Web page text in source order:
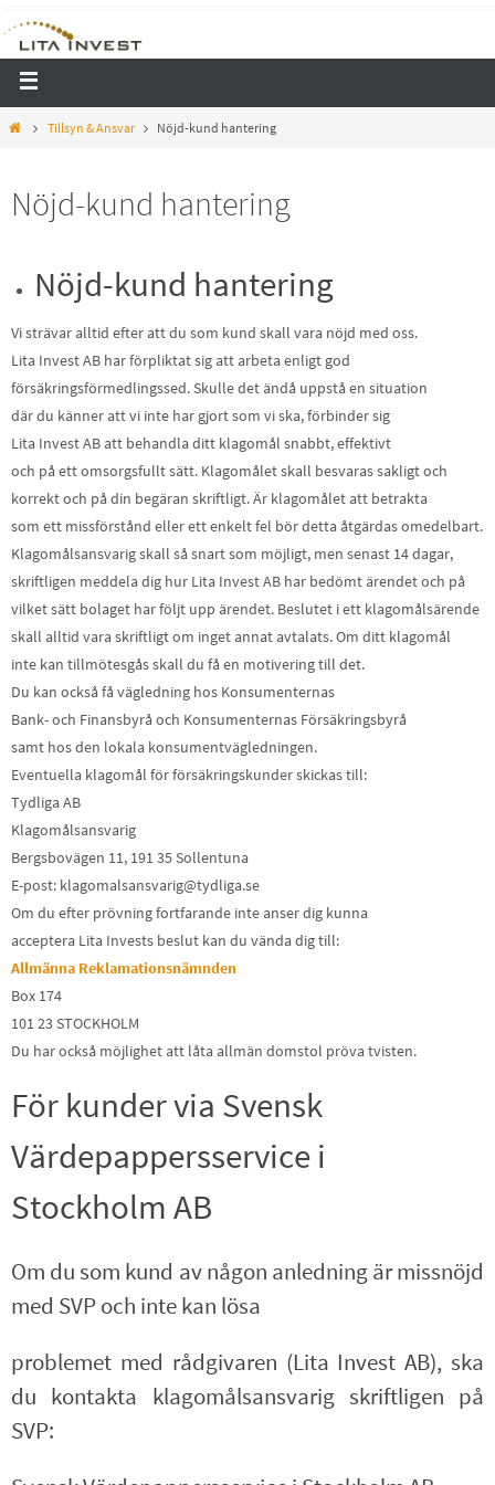
Tillsyn & Ansvar Nöjd-kund hantering
Nöjd-kund hantering
Nöjd-kund hantering
Vi strävar alltid efter att du som kund skall vara nöjd med oss.
Lita Invest AB har förpliktat sig att arbeta enligt god
försäkringsförmedlingssed. Skulle det ändå uppstå en situation
där du känner att vi inte har gjort som vi ska, förbinder sig
Lita Invest AB att behandla ditt klagomål snabbt, effektivt
och på ett omsorgsfullt sätt. Klagomålet skall besvaras sakligt och
korrekt och på din begäran skriftligt. Är klagomålet att betrakta
som ett missförstånd eller ett enkelt fel bör detta åtgärdas omedelbart.
Klagomålsansvarig skall så snart som möjligt, men senast 14 dagar,
skriftligen meddela dig hur Lita Invest AB har bedömt ärendet och på
vilket sätt bolaget har följt upp ärendet. Beslutet i ett klagomålsärende
skall alltid vara skriftligt om inget annat avtalats. Om ditt klagomål
inte kan tillmötesgås skall du få en motivering till det.
Du kan också få vägledning hos Konsumenternas
Bank- och Finansbyrå och Konsumenternas Försäkringsbyrå
samt hos den lokala konsumentvägledningen.
Eventuella klagomål för försäkringskunder skickas till:
Tydliga AB
Klagomålsansvarig
Bergsbovägen 11, 191 35 Sollentuna
E-post: klagomalsansvarig@tydliga.se
Om du efter prövning fortfarande inte anser dig kunna
acceptera Lita Invests beslut kan du vända dig till:
Allmänna Reklamationsnämnden
Box 174
101 23 STOCKHOLM
Du har också möjlighet att låta allmän domstol pröva tvisten.
För kunder via Svensk
Värdepappersservice i
Stockholm AB
Om du som kund av någon anledning är missnöjd
med SVP och inte kan lösa
problemet med rådgivaren (Lita Invest AB), ska
du kontakta klagomålsansvarig skriftligen på
SVP: